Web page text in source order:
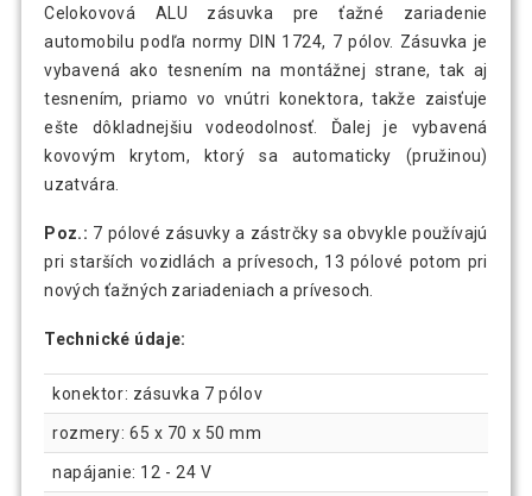
Celokovová ALU zásuvka pre ťažné zariadenie
automobilu podľa normy DIN 1724, 7 pólov. Zásuvka je
vybavená ako tesnením na montážnej strane, tak aj
tesnením, priamo vo vnútri konektora, takže zaisťuje
ešte dôkladnejšiu vodeodolnosť. Ďalej je vybavená
kovovým krytom, ktorý sa automaticky (pružinou)
uzatvára.
Poz.: 7 pólové zásuvky a zástrčky sa obvykle používajú
pri starších vozidlách a prívesoch, 13 pólové potom pri
nových ťažných zariadeniach a prívesoch.
Technické údaje:
konektor: zásuvka 7 pólov
rozmery: 65 x 70 x 50 mm
napájanie: 12 - 24 V